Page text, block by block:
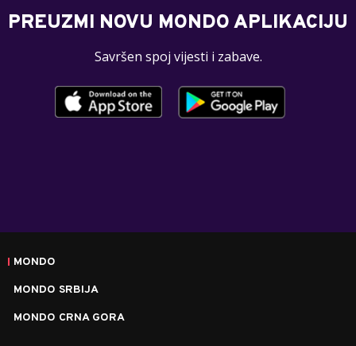
PREUZMI NOVU MONDO APLIKACIJU
Savršen spoj vijesti i zabave.
MONDO
MONDO SRBIJA
MONDO CRNA GORA